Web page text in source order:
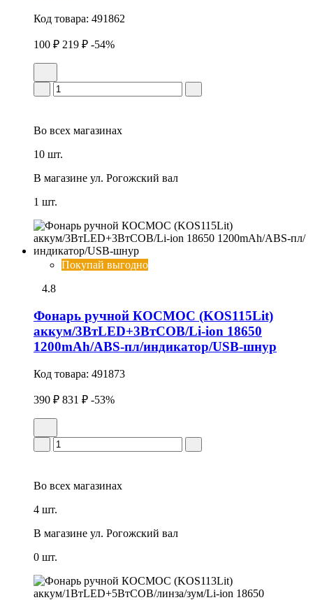
Код товара: 491862
100 ₽ 219 ₽ -54%
Во всех магазинах
10 шт.
В магазине ул. Рогожский вал
1 шт.
Покупай выгодно
4.8
Фонарь ручной КОСМОС (KOS115Lit)
аккум/3ВтLED+3ВтCOB/Li-ion 18650
1200mAh/ABS-пл/индикатор/USB-шнур
Код товара: 491873
390 ₽ 831 ₽ -53%
Во всех магазинах
4 шт.
В магазине ул. Рогожский вал
0 шт.